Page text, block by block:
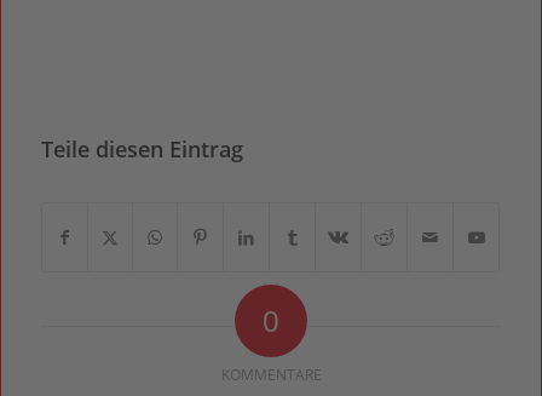
Teile diesen Eintrag
0
KOMMENTARE